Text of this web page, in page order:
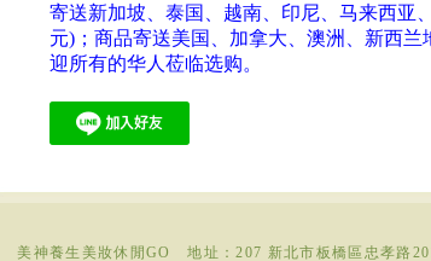
寄送新加坡、泰国、越南、印尼、马来西亚
元)； 商品寄送美国、加拿大、澳洲、 新西兰
迎所有的华人莅临选购。
美神養生美妝休閒GO 地址：207 新北市板橋區忠孝路